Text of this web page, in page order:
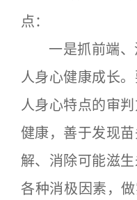
点：
一是抓前端、
人身心健康成长
人身心特点的审
健康，善于发现
解、消除可能滋
各种消极因素，